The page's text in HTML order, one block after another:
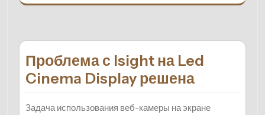
Проблема с Isight на Led
Cinema Display решена
Задача использования веб-камеры на экране